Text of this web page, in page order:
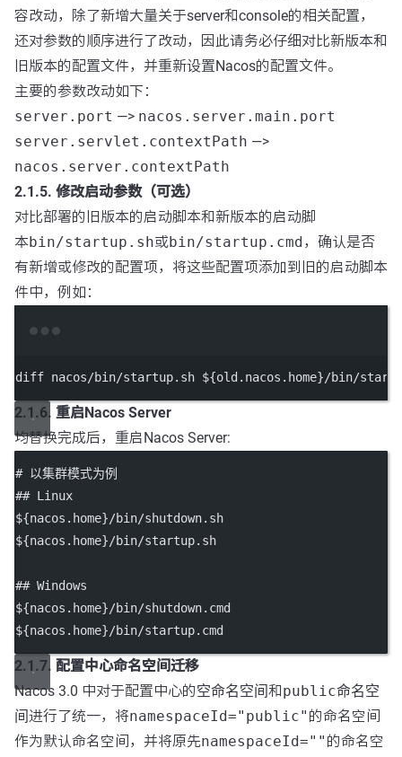
容改动，除了新增大量关于server和console的相关配置，
还对参数的顺序进行了改动，因此请务必仔细对比新版本和
旧版本的配置文件，并重新设置Nacos的配置文件。
主要的参数改动如下：
server.port —> nacos.server.main.port
server.servlet.contextPath —>
nacos.server.contextPath
2.1.5. 修改启动参数（可选）
对比部署的旧版本的启动脚本和新版本的启动脚
本bin/startup.sh或bin/startup.cmd，确认是否
有新增或修改的配置项，将这些配置项添加到旧的启动脚本
件中，例如：
diff nacos/bin/startup.sh ${old.nacos.home}/bin/
2.1.6. 重启Nacos Server
均替换完成后，重启Nacos Server:
# 以集群模式为例
## Linux
${nacos.home}/bin/shutdown.sh
${nacos.home}/bin/startup.sh
## Windows
${nacos.home}/bin/shutdown.cmd
${nacos.home}/bin/startup.cmd
2.1.7. 配置中心命名空间迁移
Nacos 3.0 中对于配置中心的空命名空间和public命名空
间进行了统一，将namespaceId="public" 的命名空间
作为默认命名空间，并将原先namespaceId="" 的命名空